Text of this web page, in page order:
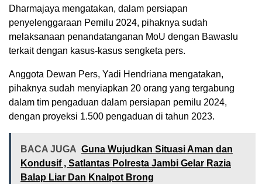
Dharmajaya mengatakan, dalam persiapan
penyelenggaraan Pemilu 2024, pihaknya sudah
melaksanaan penandatanganan MoU dengan Bawaslu
terkait dengan kasus-kasus sengketa pers.
Anggota Dewan Pers, Yadi Hendriana mengatakan,
pihaknya sudah menyiapkan 20 orang yang tergabung
dalam tim pengaduan dalam persiapan pemilu 2024,
dengan proyeksi 1.500 pengaduan di tahun 2023.
BACA JUGA Guna Wujudkan Situasi Aman dan
Kondusif , Satlantas Polresta Jambi Gelar Razia
Balap Liar Dan Knalpot Brong